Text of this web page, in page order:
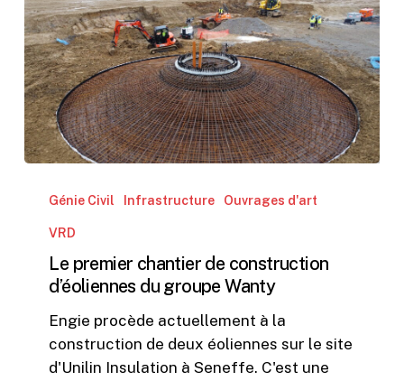
premier
construction
d’éoliennes
groupe
Wanty
Génie Civil Infrastructure Ouvrages d'art
VRD
Le premier chantier de construction
d’éoliennes du groupe Wanty
Engie procède actuellement à la
construction de deux éoliennes sur le site
d'Unilin Insulation à Seneffe. C'est une